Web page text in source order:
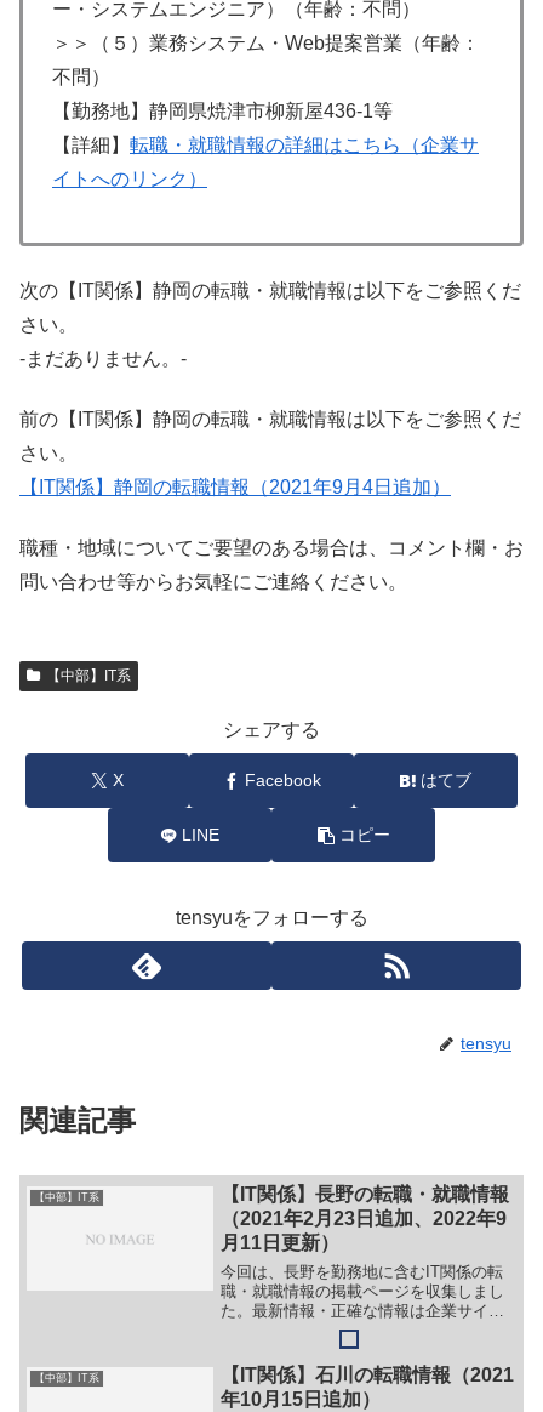
ー・システムエンジニア）（年齢：不問）
＞＞（５）業務システム・Web提案営業（年齢：
不問）
【勤務地】静岡県焼津市柳新屋436-1等
【詳細】 転職・就職情報の詳細はこちら（企業サ
イトへのリンク）
次の【IT関係】静岡の転職・就職情報は以下をご参照くだ
さい。
-まだありません。-
前の【IT関係】静岡の転職・就職情報は以下をご参照くだ
さい。
【IT関係】静岡の転職情報（2021年9月4日追加）
職種・地域についてご要望のある場合は、コメント欄・お
問い合わせ等からお気軽にご連絡ください。
【中部】IT系
シェアする
X Facebook はてブ
LINE コピー
tensyuをフォローする
tensyu
関連記事
【中部】IT系
【IT関係】長野の転職・就職情報
（2021年2月23日追加、2022年9
月11日更新）
今回は、長野を勤務地に含むIT関係の転
職・就職情報の掲載ページを収集しまし
た。最新情報・正確な情報は企業サイト
でご確認ください。①【会社名】株式会
社 丸山珈琲【職務】＞＞IT関係の求人は
募集休止中。［パート・アルバイト］＞
＞（１）コーヒー店...
【中部】IT系
【IT関係】石川の転職情報（2021
年10月15日追加）